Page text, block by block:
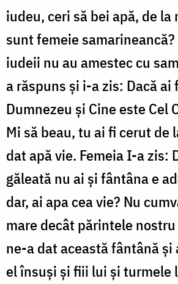
iudeu, ceri să bei apă, de la
sunt femeie
iudeii nu au amestec cu
a răspuns și i-a zis: Dacă
Dumnezeu și Cine este Cel
Mi să beau, tu ai fi cerut de
dat apă vie. Femeia I-a zis:
găleată nu ai și fântâna e
dar, ai apa cea vie? Nu
mare decât părintele
ne-a dat această fântână și
el însuși și fiii lui și turmele